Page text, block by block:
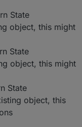
State
object, this might
State
object, this might
State
object, this